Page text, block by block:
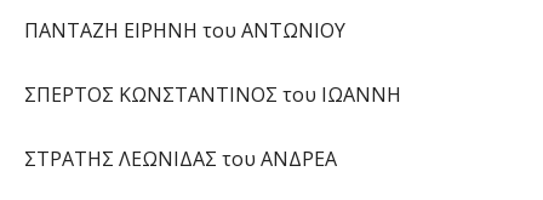
ΠΑΝΤΑΖΗ ΕΙΡΗΝΗ του ΑΝΤΩΝΙΟΥ
ΣΠΕΡΤΟΣ ΚΩΝΣΤΑΝΤΙΝΟΣ του ΙΩΑΝΝΗ
ΣΤΡΑΤΗΣ ΛΕΩΝΙΔΑΣ του ΑΝΔΡΕΑ